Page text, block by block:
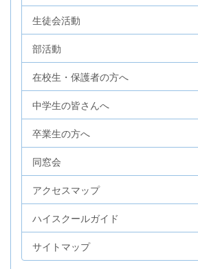
生徒会活動
部活動
在校生・保護者の方へ
中学生の皆さんへ
卒業生の方へ
同窓会
アクセスマップ
ハイスクールガイド
サイトマップ